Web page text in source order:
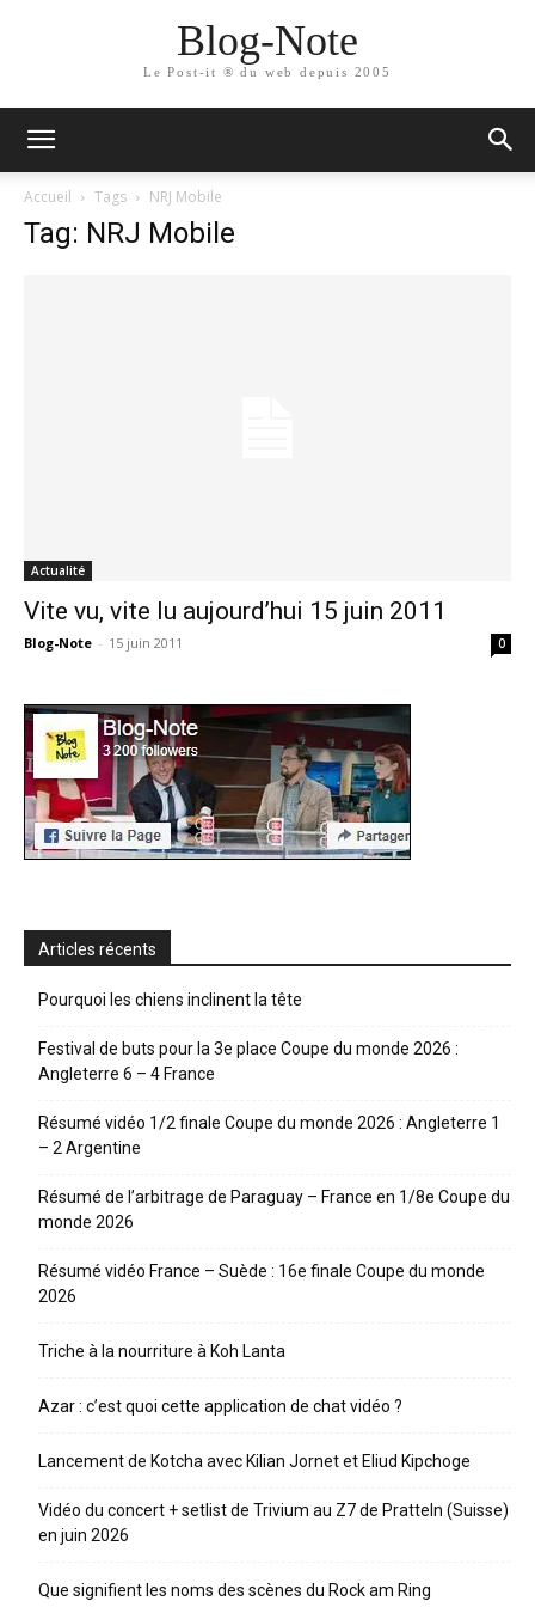
Blog-Note
Le Post-it ® du web depuis 2005
Accueil Tags NRJ Mobile
Tag: NRJ Mobile
Actualité
Vite vu, vite lu aujourd’hui 15 juin 2011
Blog-Note - 15 juin 2011 0
Articles récents
Pourquoi les chiens inclinent la tête
Festival de buts pour la 3e place Coupe du monde 2026 :
Angleterre 6 – 4 France
Résumé vidéo 1/2 finale Coupe du monde 2026 : Angleterre 1
– 2 Argentine
Résumé de l’arbitrage de Paraguay – France en 1/8e Coupe du
monde 2026
Résumé vidéo France – Suède : 16e finale Coupe du monde
2026
Triche à la nourriture à Koh Lanta
Azar : c’est quoi cette application de chat vidéo ?
Lancement de Kotcha avec Kilian Jornet et Eliud Kipchoge
Vidéo du concert + setlist de Trivium au Z7 de Pratteln (Suisse)
en juin 2026
Que signifient les noms des scènes du Rock am Ring